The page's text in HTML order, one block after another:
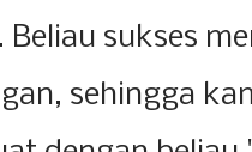
Beliau sukses
sehingga